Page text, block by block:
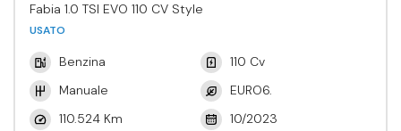
Fabia 1.0 TSI EVO 110 CV Style
USATO
Benzina
110 Cv
Manuale
EURO6.
110.524 Km
10/2023